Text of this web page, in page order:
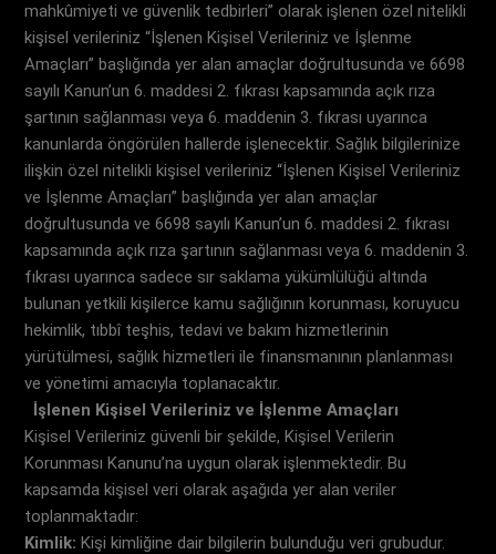
mahkûmiyeti ve güvenlik tedbirleri” olarak işlenen özel nitelikli
kişisel verileriniz “İşlenen Kişisel Verileriniz ve İşlenme
Amaçları” başlığında yer alan amaçlar doğrultusunda ve 6698
sayılı Kanun’un 6. maddesi 2. fıkrası kapsamında açık rıza
şartının sağlanması veya 6. maddenin 3. fıkrası uyarınca
kanunlarda öngörülen hallerde işlenecektir. Sağlık bilgilerinize
ilişkin özel nitelikli kişisel verileriniz “İşlenen Kişisel Verileriniz
ve İşlenme Amaçları” başlığında yer alan amaçlar
doğrultusunda ve 6698 sayılı Kanun’un 6. maddesi 2. fıkrası
kapsamında açık rıza şartının sağlanması veya 6. maddenin 3.
fıkrası uyarınca sadece sır saklama yükümlülüğü altında
bulunan yetkili kişilerce kamu sağlığının korunması, koruyucu
hekimlik, tıbbî teşhis, tedavi ve bakım hizmetlerinin
yürütülmesi, sağlık hizmetleri ile finansmanının planlanması
ve yönetimi amacıyla toplanacaktır.
İşlenen Kişisel Verileriniz ve İşlenme Amaçları
Kişisel Verileriniz güvenli bir şekilde, Kişisel Verilerin
Korunması Kanunu’na uygun olarak işlenmektedir. Bu
kapsamda kişisel veri olarak aşağıda yer alan veriler
toplanmaktadır:
Kimlik: Kişi kimliğine dair bilgilerin bulunduğu veri grubudur.